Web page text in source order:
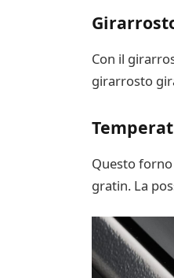
Con il
girarrosto
Questo
gratin. La